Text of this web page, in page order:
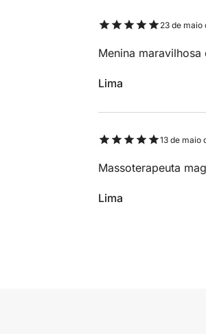
23 de maio
Menina
Lima
13 de maio
Massoterapeuta
Lima